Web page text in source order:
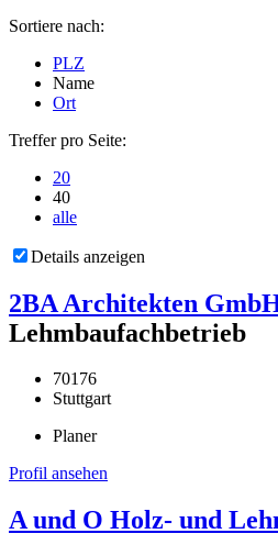
Sortiere nach:
PLZ
Name
Ort
Treffer pro Seite:
20
40
alle
Details anzeigen
2BA Architekten
Lehmbaufachbetrieb
70176
Stuttgart
Planer
Profil ansehen
A und O Holz- und